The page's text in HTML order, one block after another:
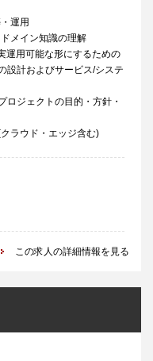
運用
メイン知識の理解
運用可能な形にするための
設計およびサービス/システ
ロジェクトの目的・方針・
ラウド・エッジ含む)
この求人の詳細情報を見る